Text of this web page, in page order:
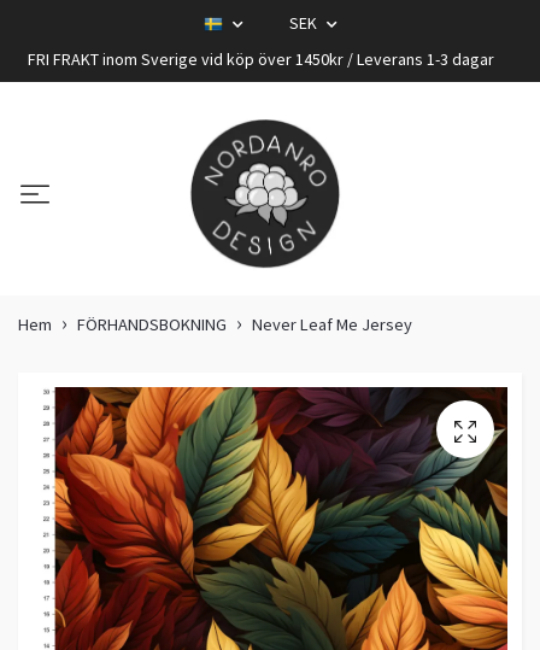
SEK
FRI FRAKT inom Sverige vid köp över 1450kr / Leverans 1-3 dagar
Hem FÖRHANDSBOKNING Never Leaf Me Jersey